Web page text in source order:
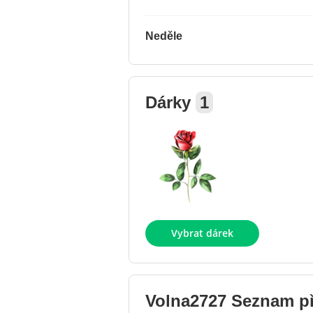
Neděle
Dárky 1
Vybrat dárek
Volna2727 Seznam